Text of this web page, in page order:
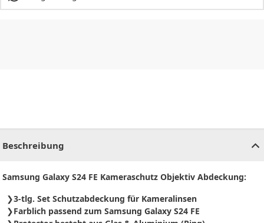
Beschreibung
Samsung Galaxy S24 FE Kameraschutz Objektiv Abdeckung:
3-tlg. Set Schutzabdeckung für Kameralinsen
Farblich passend zum Samsung Galaxy S24 FE